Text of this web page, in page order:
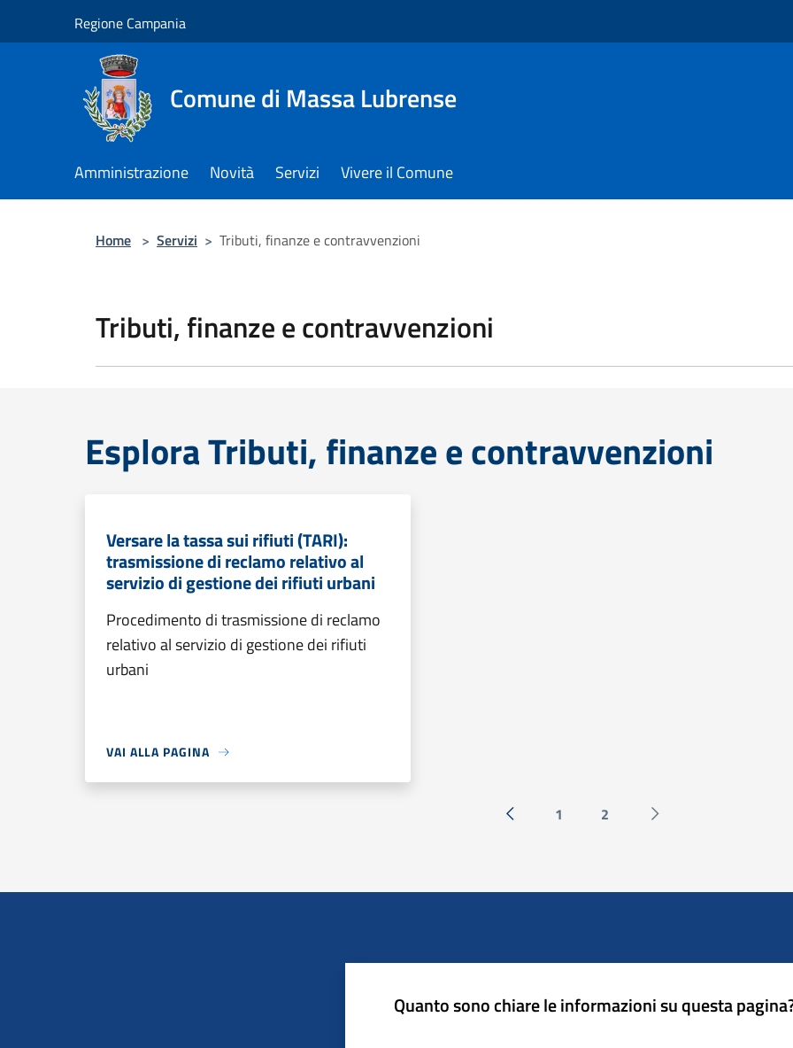
Regione Campania
Comune di Massa Lubrense
Amministrazione Novità Servizi Vivere il Comune
Home > Servizi > Tributi, finanze e contravvenzioni
Tributi, finanze e contravvenzioni
Esplora Tributi, finanze e contravvenzioni
Versare la tassa sui rifiuti (TARI):
trasmissione di reclamo relativo al
servizio di gestione dei rifiuti urbani
Procedimento di trasmissione di reclamo
relativo al servizio di gestione dei rifiuti
urbani
VAI ALLA PAGINA
« Precedente
1 2
Successiva »
Quanto sono chiare le informazioni su questa